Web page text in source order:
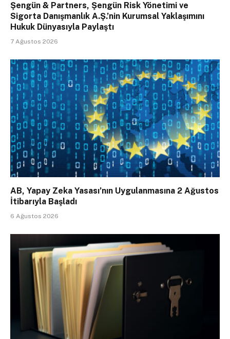
Şengün & Partners, Şengün Risk Yönetimi ve
Sigorta Danışmanlık A.Ş.’nin Kurumsal Yaklaşımını
Hukuk Dünyasıyla Paylaştı
7 Ağustos 2026
AB, Yapay Zeka Yasası’nın Uygulanmasına 2 Ağustos
İtibarıyla Başladı
6 Ağustos 2026